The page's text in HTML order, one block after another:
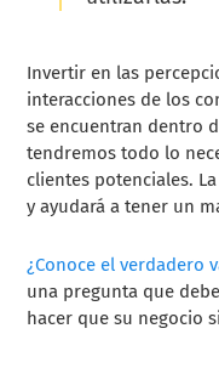
Invertir en las
interacciones de los
se encuentran dentro
tendremos todo lo
clientes potenciales.
y ayudará a tener un
¿Conoce el verdadero
una pregunta que
hacer que su negocio